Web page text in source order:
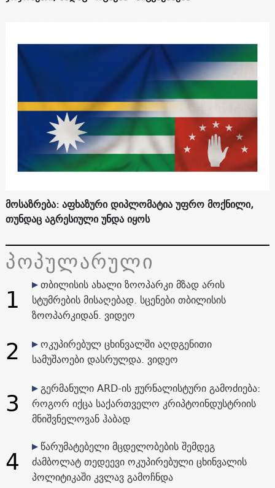
მოსაზრება: აფხაზური დიპლომატია უფრო მოქნილი,
თუნდაც აგრესიული უნდა იყოს
პოპულარული
1
თბილისის ახალი ზოოპარკი მზად არის
სტუმრების მისაღებად. სცენები თბილისის
ზოოპარკიდან. ვიდეო
2
ოკუპირებულ ცხინვალში აღდგენითი
სამუშაოები დასრულდა. ვიდეო
3
გერმანული ARD-ის ჟურნალისტური გამოძიება:
როგორ იქცა საქართველო კრიპტოინდუსტრიის
მნიშვნელოვან ჰაბად
4
წარუმატებელი მცდელობების შემდეგ
ძამბოლატ თედეევი ოკუპირებული ცხინვალის
პოლიტიკაში კვლავ გამოჩნდა